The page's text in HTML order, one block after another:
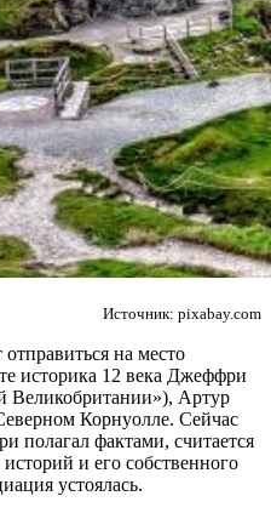
Источник: pixabay.com
на место
историка 12 века Джеффри
Великобритании»), Артур
Корнуолле. Сейчас
полагал фактами, считается
и его собственного
устоялась.